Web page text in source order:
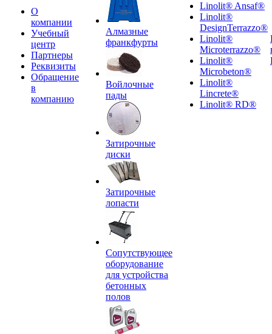
О
компании
Учебный
центр
Партнеры
Реквизиты
Обращение
в
компанию
Алмазные
франкфурты
Войлочные
пады
Затирочные
диски
Затирочные
лопасти
Сопутствующее
оборудование
для устройства
бетонных
полов
Linolit® Ansaf®
Linolit®
DesignTerrazzo®
Linolit®
Microterrazzo®
Linolit®
Microbeton®
Linolit®
Lincrete®
Linolit® RD®